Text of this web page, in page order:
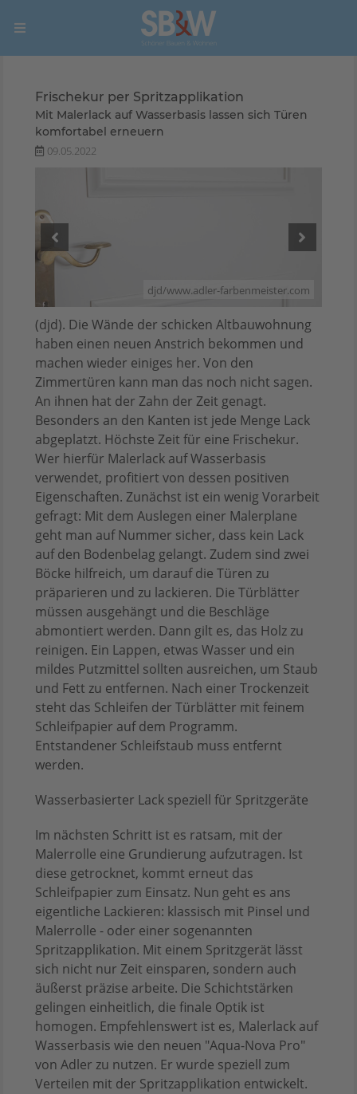
Frischekur per Spritzapplikation
Mit Malerlack auf Wasserbasis lassen sich Türen
komfortabel erneuern
09.05.2022
djd/www.adler-farbenmeister.com
(djd). Die Wände der schicken Altbauwohnung
haben einen neuen Anstrich bekommen und
machen wieder einiges her. Von den
Zimmertüren kann man das noch nicht sagen.
An ihnen hat der Zahn der Zeit genagt.
Besonders an den Kanten ist jede Menge Lack
abgeplatzt. Höchste Zeit für eine Frischekur.
Wer hierfür Malerlack auf Wasserbasis
verwendet, profitiert von dessen positiven
Eigenschaften. Zunächst ist ein wenig Vorarbeit
gefragt: Mit dem Auslegen einer Malerplane
geht man auf Nummer sicher, dass kein Lack
auf den Bodenbelag gelangt. Zudem sind zwei
Böcke hilfreich, um darauf die Türen zu
präparieren und zu lackieren. Die Türblätter
müssen ausgehängt und die Beschläge
abmontiert werden. Dann gilt es, das Holz zu
reinigen. Ein Lappen, etwas Wasser und ein
mildes Putzmittel sollten ausreichen, um Staub
und Fett zu entfernen. Nach einer Trockenzeit
steht das Schleifen der Türblätter mit feinem
Schleifpapier auf dem Programm.
Entstandener Schleifstaub muss entfernt
werden.
Wasserbasierter Lack speziell für Spritzgeräte
Im nächsten Schritt ist es ratsam, mit der
Malerrolle eine Grundierung aufzutragen. Ist
diese getrocknet, kommt erneut das
Schleifpapier zum Einsatz. Nun geht es ans
eigentliche Lackieren: klassisch mit Pinsel und
Malerrolle - oder einer sogenannten
Spritzapplikation. Mit einem Spritzgerät lässt
sich nicht nur Zeit einsparen, sondern auch
äußerst präzise arbeite. Die Schichtstärken
gelingen einheitlich, die finale Optik ist
homogen. Empfehlenswert ist es, Malerlack auf
Wasserbasis wie den neuen "Aqua-Nova Pro"
von Adler zu nutzen. Er wurde speziell zum
Verteilen mit der Spritzapplikation entwickelt.